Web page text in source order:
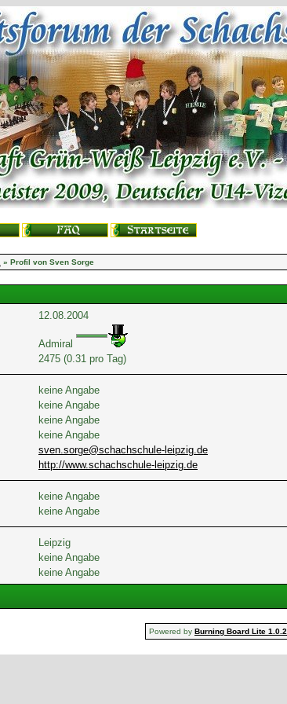
» Profil von Sven Sorge
12.08.2004
Admiral
2475 (0.31 pro Tag)
keine Angabe
keine Angabe
keine Angabe
keine Angabe
sven.sorge@schachschule-leipzig.de
http://www.schachschule-leipzig.de
keine Angabe
keine Angabe
Leipzig
keine Angabe
keine Angabe
Powered by Burning Board Lite 1.0.2